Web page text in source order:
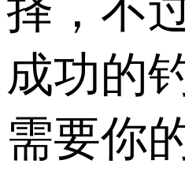
择，不
成功的
需要你